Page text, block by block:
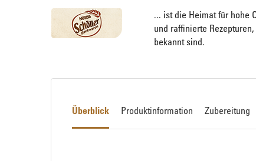
... ist die Heimat für hohe
und raffinierte
bekannt sind.
Überblick Produktinformation Zubereitung